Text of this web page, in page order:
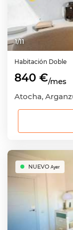
1/11
Habitación Doble
840 €/mes
Atocha,
NUEVO Ayer